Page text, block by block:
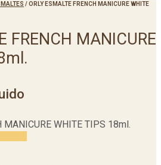
/ORLY ESMALTE FRENCH MANICURE WHITE
FRENCH MANICURE
MANICURE WHITE TIPS 18ml.